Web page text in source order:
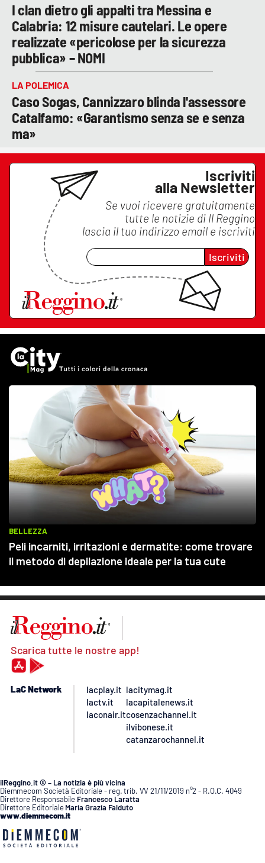
I clan dietro gli appalti tra Messina e
Calabria: 12 misure cautelari. Le opere
realizzate «pericolose per la sicurezza
pubblica» – NOMI
LA POLEMICA
Caso Sogas, Cannizzaro blinda l'assessore
Catalfamo: «Garantismo senza se e senza
ma»
Iscriviti
alla Newsletter
Se vuoi ricevere gratuitamente
tutte le notizie di Il Reggino
lascia il tuo indirizzo email e iscriviti
Iscriviti
Scarica tutte le nostre app!
LaC Network
lacplay.it
lactv.it
laconair.it
lacitymag.it
lacapitalenews.it
cosenzachannel.it
ilvibonese.it
catanzarochannel.it
ilReggino.it © – La notizia è più vicina
Diemmecom Società Editoriale - reg. trib. VV 21/11/2019 n°2 - R.O.C. 4049
Direttore Responsabile Francesco Laratta
Direttore Editoriale Maria Grazia Falduto
www.diemmecom.it